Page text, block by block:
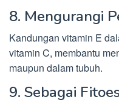
8. Mengurangi
Kandungan vitamin E
vitamin C, membantu
maupun dalam tubuh.
9. Sebagai